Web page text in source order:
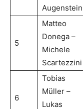
Augenstein
5
Matteo
Donega –
Michele
Scartezzini
6
Tobias
Müller –
Lukas